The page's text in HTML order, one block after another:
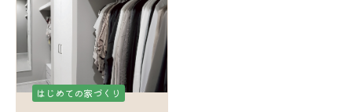
はじめての家づくり